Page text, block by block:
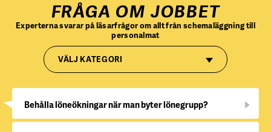
FRÅGA OM JOBBET
Experterna svarar på läsarfrågor om allt från schemaläggning till
personalmat
VÄLJ KATEGORI
Behålla löneökningar när man byter lönegrupp?